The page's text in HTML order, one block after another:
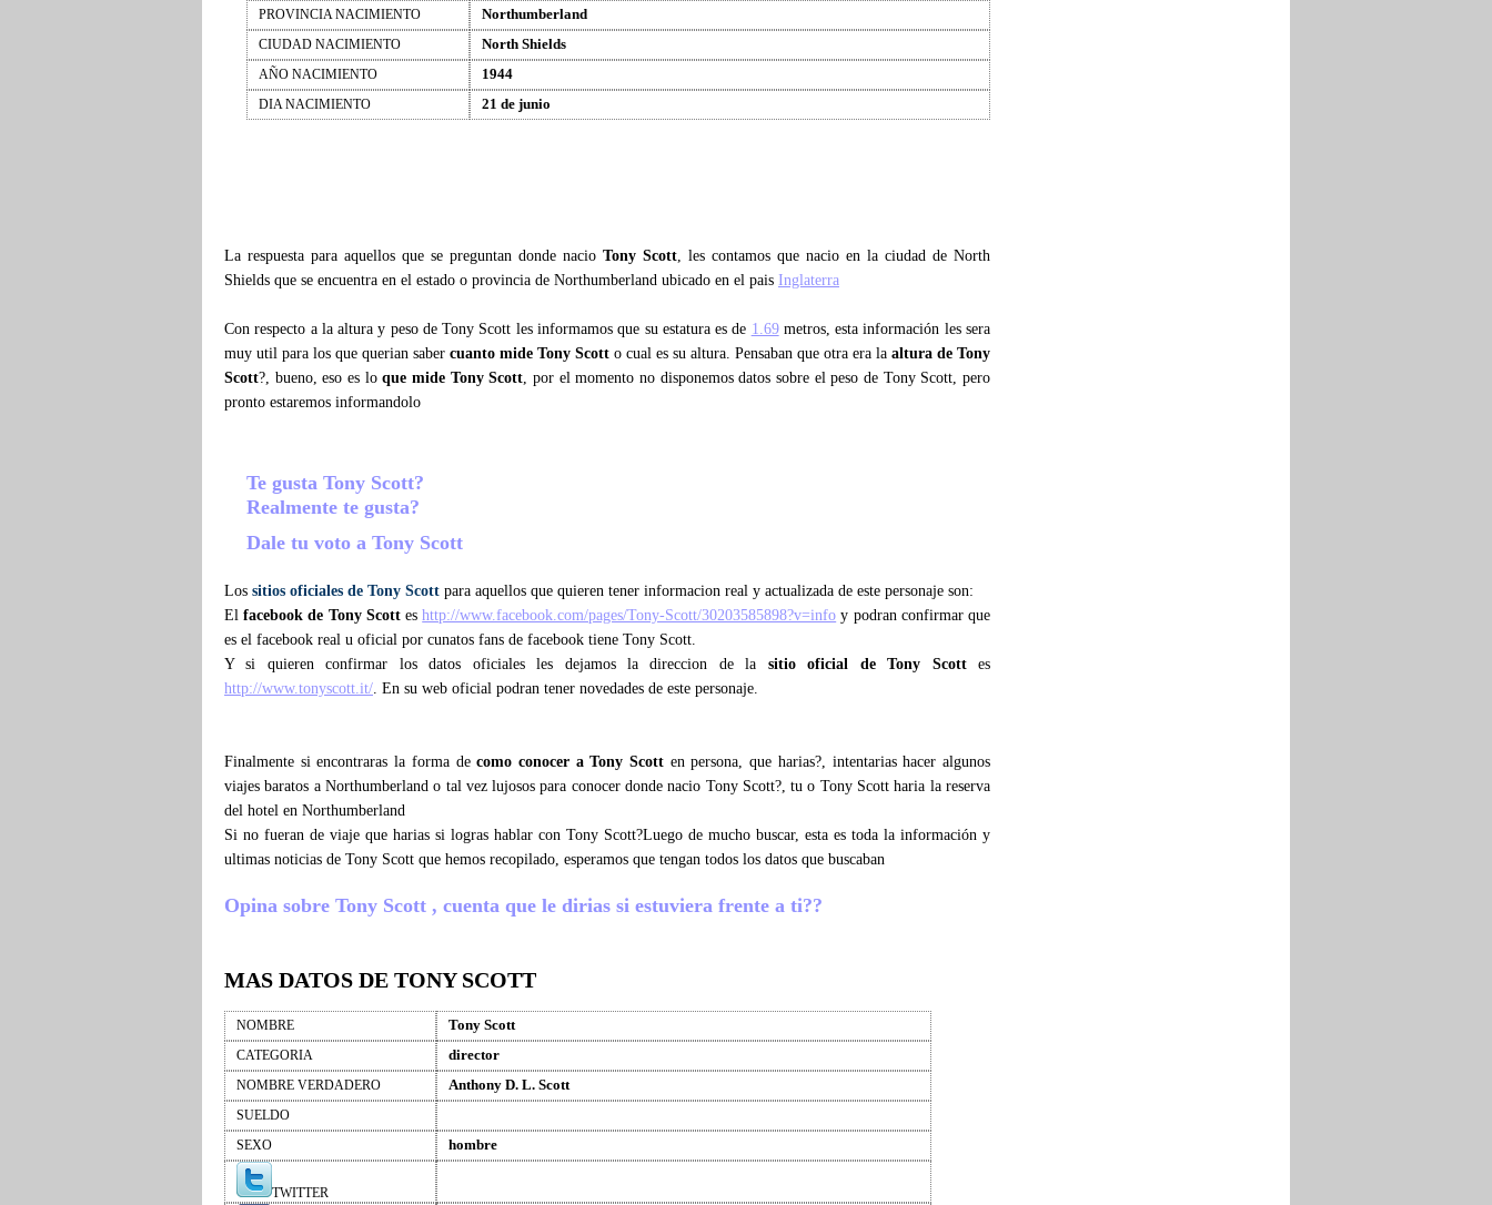
PROVINCIA NACIMIENTO Northumberland
CIUDAD NACIMIENTO North Shields
AÑO NACIMIENTO 1944
DIA NACIMIENTO 21 de junio
La respuesta para aquellos que se preguntan donde nacio Tony Scott, les contamos que nacio en la ciudad de North
Shields que se encuentra en el estado o provincia de Northumberland ubicado en el pais Inglaterra
Con respecto a la altura y peso de Tony Scott les informamos que su estatura es de 1.69metros, esta información les sera
muy util para los que querian saber cuanto mide Tony Scott o cual es su altura. Pensaban que otra era la altura de Tony
Scott?, bueno, eso es loque mide Tony Scott, por el momento no disponemos datos sobre el peso de Tony Scott, pero
pronto estaremos informandolo
Te gusta Tony Scott?
Realmente te gusta?
Dale tu voto a Tony Scott
Los sitios oficiales de Tony Scott para aquellos que quieren tener informacion real y actualizada de este personaje son:
Elfacebook de Tony Scotteshttp://www.facebook.com/pages/Tony-Scott/30203585898?v=info y podran confirmar que
es el facebook real u oficial por cunatos fans de facebook tiene Tony Scott.
Y si quieren confirmar los datos oficiales les dejamos la direccion de la sitio oficial de Tony Scottes
http://www.tonyscott.it/. En su web oficial podran tener novedades de este personaje.
Finalmente si encontraras la forma decomo conocer a Tony Scott en persona, que harias?, intentarias hacer algunos
viajes baratos a Northumberland o tal vez lujosos para conocer donde nacio Tony Scott?, tu o Tony Scott haria la reserva
del hotel en Northumberland
Si no fueran de viaje que harias si logras hablar con Tony Scott?Luego de mucho buscar, esta es toda la información y
ultimas noticias de Tony Scott que hemos recopilado, esperamos que tengan todos los datos que buscaban
Opina sobre Tony Scott , cuenta que le dirias si estuviera frente a ti??
MAS DATOS DE TONY SCOTT
NOMBRE Tony Scott
CATEGORIA director
NOMBRE VERDADERO Anthony D. L. Scott
SUELDO
SEXO
hombre
TWITTER